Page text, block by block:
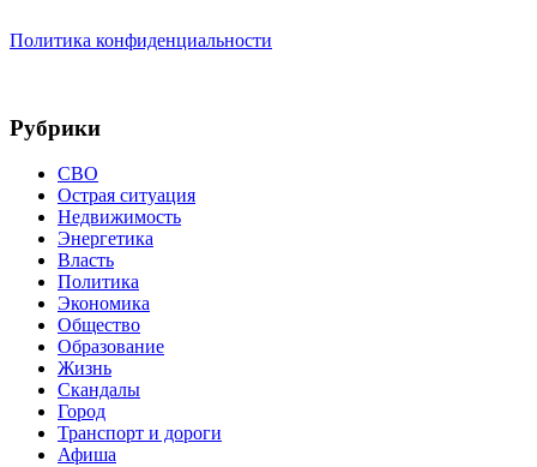
Политика конфиденциальности
Рубрики
СВО
Острая ситуация
Недвижимость
Энергетика
Власть
Политика
Экономика
Общество
Образование
Жизнь
Скандалы
Город
Транспорт и дороги
Афиша